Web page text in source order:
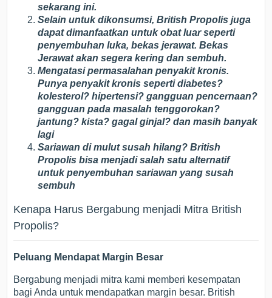
sekarang ini.
Selain untuk dikonsumsi, British Propolis juga
dapat dimanfaatkan untuk obat luar seperti
penyembuhan luka, bekas jerawat. Bekas
Jerawat akan segera kering dan sembuh.
Mengatasi permasalahan penyakit kronis.
Punya penyakit kronis seperti diabetes?
kolesterol? hipertensi? gangguan pencernaan?
gangguan pada masalah tenggorokan?
jantung? kista? gagal ginjal? dan masih banyak
lagi
Sariawan di mulut susah hilang? British
Propolis bisa menjadi salah satu alternatif
untuk penyembuhan sariawan yang susah
sembuh
Kenapa Harus Bergabung menjadi Mitra British
Propolis?
Peluang Mendapat Margin Besar
Bergabung menjadi mitra kami memberi kesempatan
bagi Anda untuk mendapatkan margin besar. British